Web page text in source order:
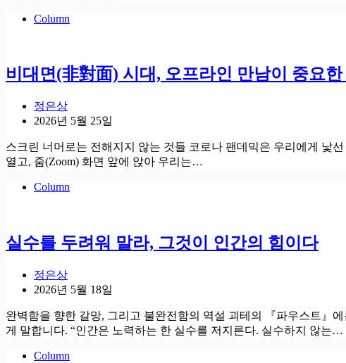
Column
비대면(非對面) 시대, 오프라인 만남이 중요
정은상
2026년 5월 25일
스크린 너머로는 전해지지 않는 것들 코로나 팬데믹은 우리에게 낯
열고, 줌(Zoom) 화면 앞에 앉아 우리는…
Column
실수를 두려워 말라, 그것이 인간의 힘이다
정은상
2026년 5월 18일
완벽함을 향한 갈망, 그리고 불완전함의 역설 괴테의 『파우스트』
게 말합니다. “인간은 노력하는 한 실수를 저지른다. 실수하지 않는…
Column